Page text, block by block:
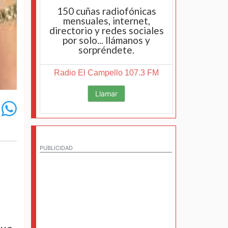
150 cuñas radiofónicas
mensuales, internet,
directorio y redes sociales
por solo... llámanos y
sorpréndete.
Radio El Campello 107.3 FM
Llamar
PUBLICIDAD